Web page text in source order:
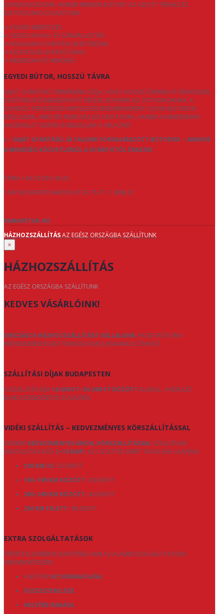
GONDOLKODUNK, HANEM MINDEN BÚTORT AZ ADOTT TÉRHEZ ÉS
ÉLETSTÍLUSHOZ IGAZÍTUNK.
✔ EGYEDI MÉRETEZÉS
✔ SZÉLES ANYAG- ÉS SZÍNVÁLASZTÉK
✔ RUGALMAS GYÁRTÁSI LEHETŐSÉGEK
✔ KÖZVETLEN GYÁRTÓI ÁRAK
✔ MEGBÍZHATÓ MINŐSÉG
EGYEDI BÚTOR, HOSSZÚ TÁVRA
SAJÁT GYÁRTÁSÚ TERMÉKEINK CÉLJA, HOGY HOSSZÚ ÉVEKEN ÁT KÉNYELMES,
ESZTÉTIKUS ÉS MEGBÍZHATÓ RÉSZEI LEGYENEK AZ OTTHONOKNAK. A
GONDOS TERVEZÉS ÉS KIVITELEZÉS EREDMÉNYEKÉNT OLYAN BÚTOROK
KÉSZÜLNEK, AMELYEK NEMCSAK JÓL MUTATNAK, HANEM A MINDENNAPI
HASZNÁLAT SORÁN IS MEGÁLLJÁK A HELYÜKET.
👉 SAJÁT GYÁRTÁSÚ, ÁLTALUNK FORGALMAZOTT BÚTOROK – AMIKOR
A MINŐSÉG KÖZVETLENÜL A GYÁRTÓTÓL ÉRKEZIK.
TÍMEA +36 20 561 46 33
1047 BUDAPEST BAROSS UTCA 75-77. 1 EMELET
KANAPETAR.HU
HÁZHOZSZÁLLÍTÁSAZ EGÉSZ ORSZÁGBA SZÁLLÍTUNK
×
HÁZHOZSZÁLLÍTÁS
AZ EGÉSZ ORSZÁGBA SZÁLLÍTUNK
KEDVES VÁSÁRLÓINK!
ORSZÁGOS HÁZHOZSZÁLLÍTÁST VÁLLALUNK, HOGY BÚTORAI
KÉNYELMESEN ÉS BIZTONSÁGOSAN JUSSANAK EL ÖNHÖZ.
SZÁLLÍTÁSI DÍJAK BUDAPESTEN
A SZÁLLÍTÁS DÍJA16.000 FT–30.000 FT KÖZÖTT ALAKUL, A KERÜLET
ELHELYEZKEDÉSÉTŐL FÜGGŐEN.
VIDÉKI SZÁLLÍTÁS – KEDVEZMÉNYES KÖRSZÁLLÍTÁSSAL
VIDÉKRE KEDVEZMÉNYES ÁRON, KÖRSZÁLLÍTÁSSAL SZÁLLÍTUNK
(KISZÁLLÍTÁSI IDŐ: 2–10 NAP), AZ ÜZLETTŐL MÉRT TÁVOLSÁG ALAPJÁN:
100 KM-IG: 32.000 FT
100–199 KM KÖZÖTT: 39.000 FT
200–249 KM KÖZÖTT: 43.000 FT
250 KM FELETT: 48.000 FT
EXTRA SZOLGÁLTATÁSOK
TÉRÍTÉS ELLENÉBEN LEHETŐSÉG VAN AZ ALÁBBI SZOLGÁLTATÁSOK
IGÉNYBEVÉTELÉRE:
A BÚTOR KICSOMAGOLÁSA,
ÖSSZESZERELÉSE,
HELYÉRE RAKÁSA.